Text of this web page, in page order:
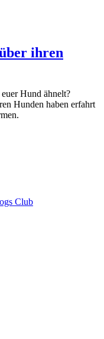
ihren
Hund ähnelt?
Hunden haben erfahrt
Club